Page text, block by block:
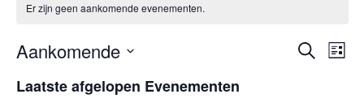
Er zijn geen aankomende evenementen.
Zoeken
Lijst
Aankomende
een
Laatste afgelopen Evenementen